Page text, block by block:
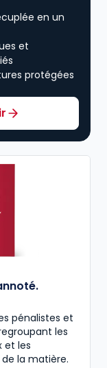
en un
et
protégées
pénalistes et
les
et les
la matière.